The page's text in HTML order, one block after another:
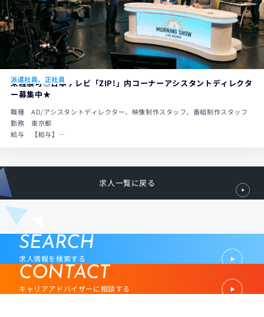
派遣社員、正社員
未経験可◎日本テレビ「ZIP!」内コーナーアシスタントディレクタ
ー募集中★
職種
AD/アシスタントディレクター、映像制作スタッフ、番組制作スタッフ
勤務
東京都
給与
【給与】
※上記には固定残業代（25時間分／38,900円～51,300円）が含まれま
求人一覧に戻る
SEARCH
求人情報を検索する
CONTACT
キャリアアドバイザーに相談する